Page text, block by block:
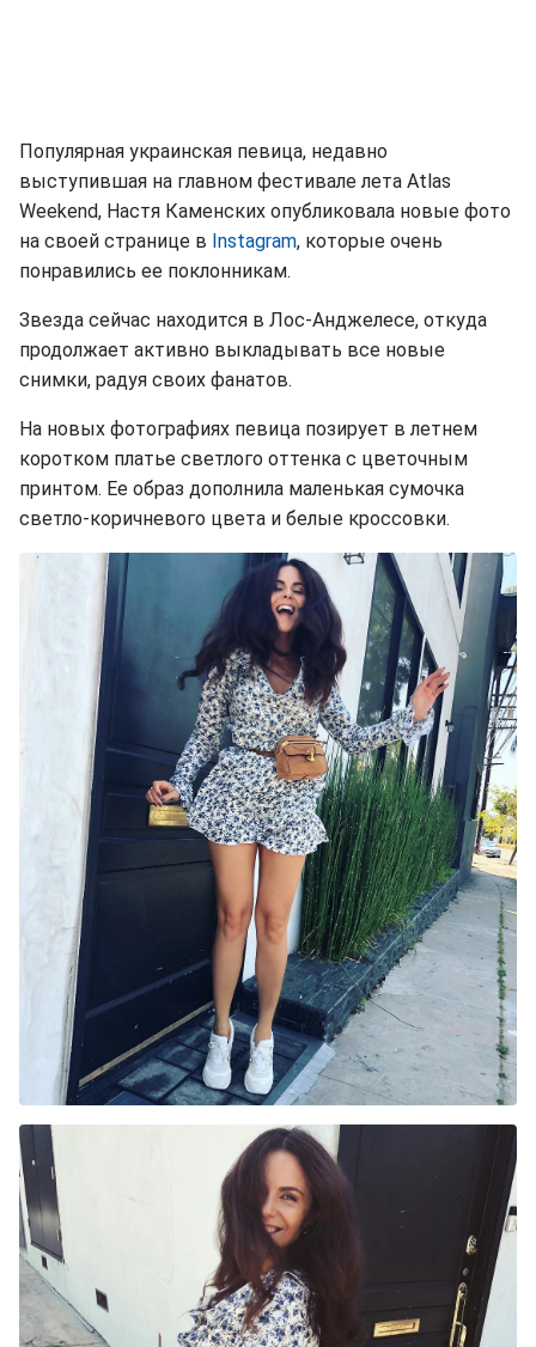
Популярная украинская певица, недавно
выступившая на главном фестивале лета Atlas
Weekend, Настя Каменских опубликовала новые фото
на своей странице в Instagram, которые очень
понравились ее поклонникам.
Звезда сейчас находится в Лос-Анджелесе, откуда
продолжает активно выкладывать все новые
снимки, радуя своих фанатов.
На новых фотографиях певица позирует в летнем
коротком платье светлого оттенка с цветочным
принтом. Ее образ дополнила маленькая сумочка
светло-коричневого цвета и белые кроссовки.